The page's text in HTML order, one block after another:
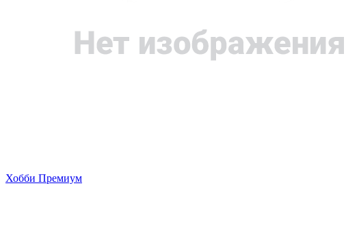
Хобби Премиум